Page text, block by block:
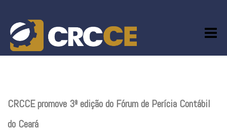
content
CRCCE promove 3ª edição do Fórum de Perícia Contábil
do Ceará